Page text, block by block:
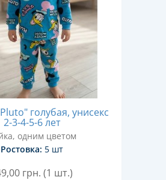
голубая, унисекс
2-3-4-5-6 лет
одним цветом
Ростовка: 5 шт
грн. (1 шт.)